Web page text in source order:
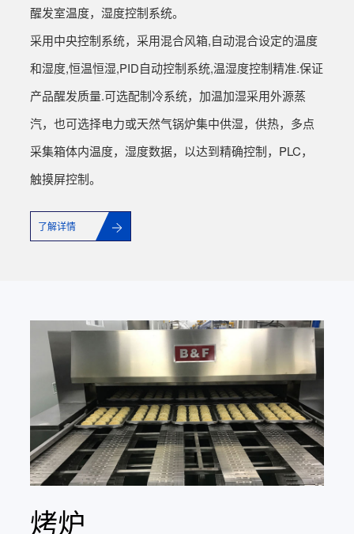
醒发室温度，湿度控制系统。
采用中央控制系统，采用混合风箱,自动混合设定的温度
和湿度,恒温恒湿,PID自动控制系统,温湿度控制精准.保证
产品醒发质量.可选配制冷系统，加温加湿采用外源蒸
汽，也可选择电力或天然气锅炉集中供湿，供热，多点
采集箱体内温度，湿度数据，以达到精确控制，PLC，
触摸屏控制。
了解详情
烤炉